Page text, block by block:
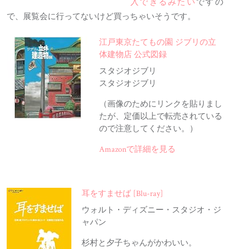
入できるみたいですの
で、展覧会に行ってないけど買っちゃいそうです。
江戸東京たてもの園 ジブリの立
体建物店 公式図録
スタジオジブリ
スタジオジブリ
（画像のためにリンクを貼りまし
たが、定価以上で転売されている
ので注意してください。）
Amazonで詳細を見る
耳をすませば [Blu-ray]
ウォルト・ディズニー・スタジオ・ジ
ャパン
杉村と夕子ちゃんがかわいい。